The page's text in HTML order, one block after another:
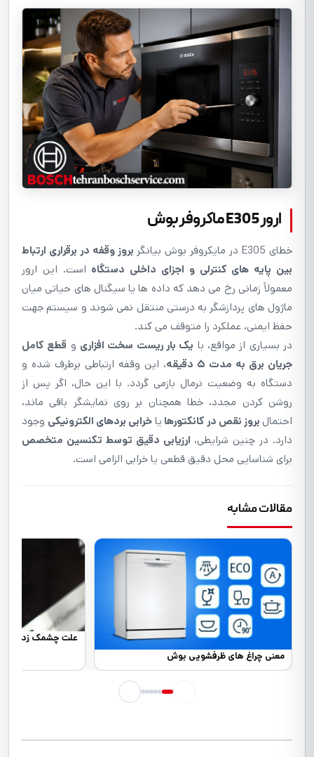
ارور E305 ماکروفر بوش
خطای E305 در مایکروفر بوش بیانگر
بروز وقفه در برقراری ارتباط
بین پایه های کنترلی و اجزای داخلی دستگاه است. این ارور
معمولاً زمانی رخ می دهد که داده ها یا سیگنال های حیاتی میان
ماژول های پردازشگر به درستی منتقل نمی شوند و سیستم جهت
حفظ ایمنی، عملکرد را متوقف می کند.
در بسیاری از مواقع، با یک بار ریست سخت افزاری و قطع کامل
جریان برق به مدت ۵ دقیقه
، این وقفه ارتباطی برطرف شده و
دستگاه به وضعیت نرمال بازمی گردد. با این حال، اگر پس از
روشن کردن مجدد، خطا همچنان بر روی نمایشگر باقی ماند،
احتمال بروز نقص در کانکتورها یاخرابی بردهای الکترونیکی وجود
دارد. در چنین شرایطی، ارزیابی دقیق توسط تکنسین متخصص
برای شناسایی محل دقیق قطعی یا خرابی الزامی است.
مقالات مشابه
معنی چراغ های ظرفشویی بوش
علت چشمک زدن